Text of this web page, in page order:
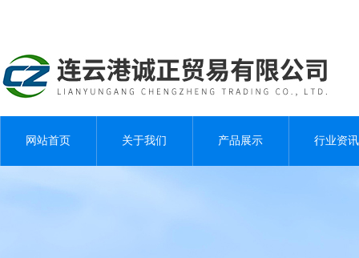
网站首页 关于我们 产品展示 行业资讯